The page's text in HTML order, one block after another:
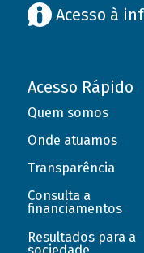
Acesso à
Acesso Rápido
Quem somos
Onde atuamos
Transparência
Consulta a
financiamentos
Resultados para a
sociedade